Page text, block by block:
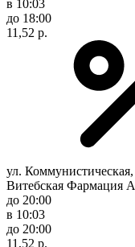
в 10:03
до 18:00
11,52 р.
ул.
Витебская Фармация
до 20:00
в 10:03
до 20:00
11,52 р.